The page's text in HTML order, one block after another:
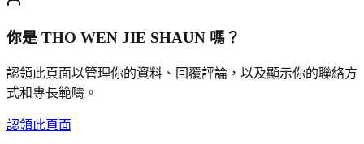
你是 THO WEN JIE SHAUN 嗎？
認領此頁面以管理你的資料、回覆評論，以及顯示你的聯絡方
式和專長範疇。
認領此頁面